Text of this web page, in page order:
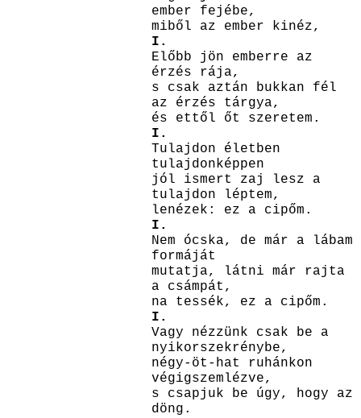
ember fejébe,
miből az ember kinéz,
I.
Előbb jön emberre az
érzés rája,
s csak aztán bukkan fél
az érzés tárgya,
és ettől őt szeretem.
I.
Tulajdon életben
tulajdonképpen
jól ismert zaj lesz a
tulajdon léptem,
lenézek: ez a cipőm.
I.
Nem ócska, de már a lábam
formáját
mutatja, látni már rajta
a csámpát,
na tessék, ez a cipőm.
I.
Vagy nézzünk csak be a
nyikorszekrénybe,
négy-öt-hat ruhánkon
végigszemlézve,
s csapjuk be úgy, hogy az
döng.